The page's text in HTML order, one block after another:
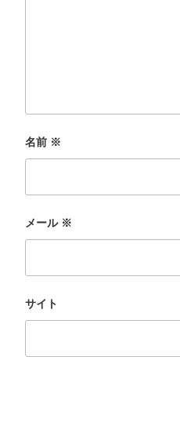
名前 ※
メール ※
サイト